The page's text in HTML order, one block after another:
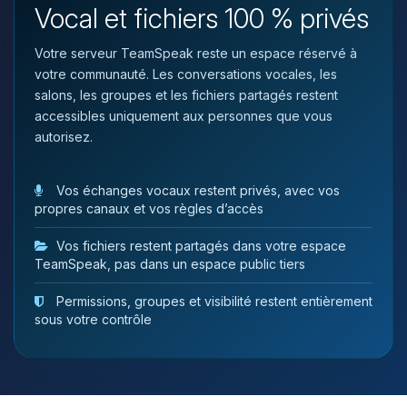
Vocal et fichiers 100 % privés
Votre serveur TeamSpeak reste un espace réservé à
votre communauté. Les conversations vocales, les
salons, les groupes et les fichiers partagés restent
accessibles uniquement aux personnes que vous
autorisez.
Vos échanges vocaux restent privés, avec vos
propres canaux et vos règles d’accès
Vos fichiers restent partagés dans votre espace
TeamSpeak, pas dans un espace public tiers
Permissions, groupes et visibilité restent entièrement
sous votre contrôle
tu as besoin et je vais remuer mes
08/08/2026 à 03:55